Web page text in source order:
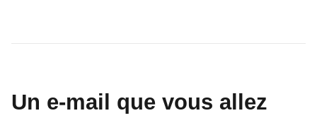
Un e-mail que vous allez